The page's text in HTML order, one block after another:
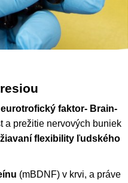
faktor- Brain-
a prežitie nervových buniek
flexibility ľudského
(mBDNF) v krvi, a práve